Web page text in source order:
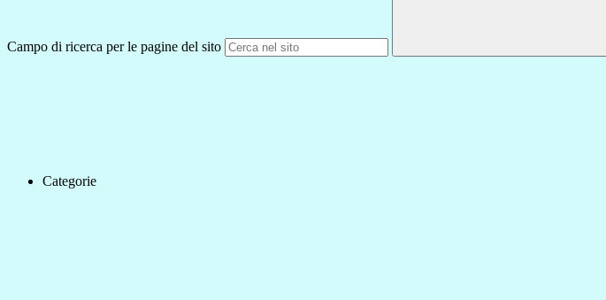
Campo di ricerca per le pagine del sito
Categorie